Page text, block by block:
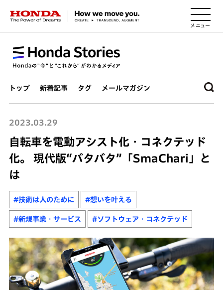
HONDA The Power of Dreams
トップ 新着記事 タグ メールマガジン
2023.03.29
自転車を電動アシスト化・コネクテッド
化。 現代版“バタバタ”「SmaChari」と
は
#技術は人のために #想いを叶える
#新規事業・サービス #ソフトウェア・コネクテッド